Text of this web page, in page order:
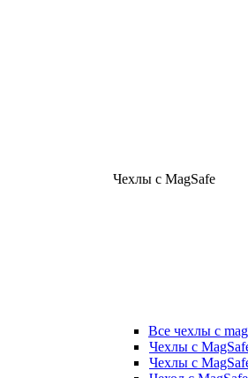
Чехлы с MagSafe
Все чехлы с
Чехлы с
Чехлы с